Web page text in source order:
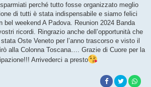
perché tutto fosse organizzato meglio
di tutti è stata indispensabile e siamo felici
bel weekend A Padova. Reunion 2024 Banda
ricordi. Ringrazio anche dell’opportunità che
Oste Veneto per l’anno trascorso e visto il
alla Colonna Toscana…. Grazie di Cuore per la
Arrivederci a presto